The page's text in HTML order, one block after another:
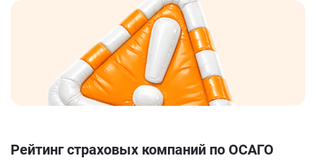
Рейтинг страховых компаний по ОСАГО